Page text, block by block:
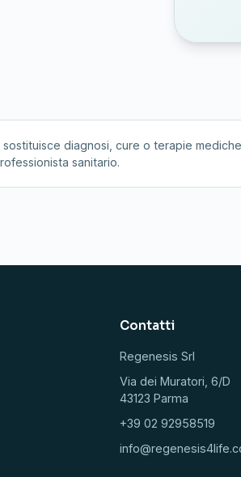
sostituisce diagnosi, cure o terapie
sanitario.
Contatti
Regenesis Srl
Via dei Muratori, 6/D
43123 Parma
+39 02 92958519